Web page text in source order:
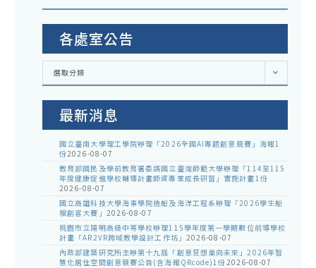
各處室公告
各
室
選取分類
最新消息
國立臺南大學理工學院辦理「2026全國AI專題創意競賽」海報1
份2026-08-07
教育部國民及學前教育署委請國立臺灣師範大學辦理「114至115
年度健康促進學校輔導計畫師資專業成長研習」實施計畫1份
2026-08-07
國立高雄科技大學海事學院造船及海洋工程系辦理「2026學生船
模創客大賽」 2026-08-07
桃園市立陽明高級中等學校辦理115學年度第一學期數位前導學校
計畫「AR2VR跨域教學設計工作坊」 2026-08-07
內政部建築研究所主辦第十九屆「創意狂想巢向未來」2026年智
慧化居住空間創意競賽公告(含海報QRcode)1份2026-08-07